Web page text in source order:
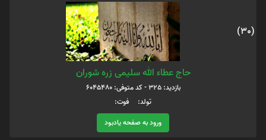
(30)
حاج عطاء الله سلیمی زره شوران
بازدید: 325 - کد متوفی: 6045480
تولد: فوت:
ورود به صفحه یادبود